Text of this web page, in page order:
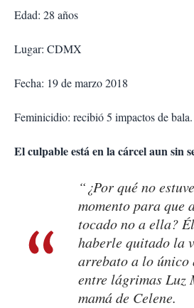
Edad: 28 años
Lugar: CDMX
Fecha: 19 de marzo 2018
Feminicidio: recibió 5 impactos de bala.
El culpable está en la cárcel aun sin
“¿Por qué no
momento para que
tocado no a ella?
haberle quitado la
arrebato a lo
entre lágrimas
mamá de Celene.